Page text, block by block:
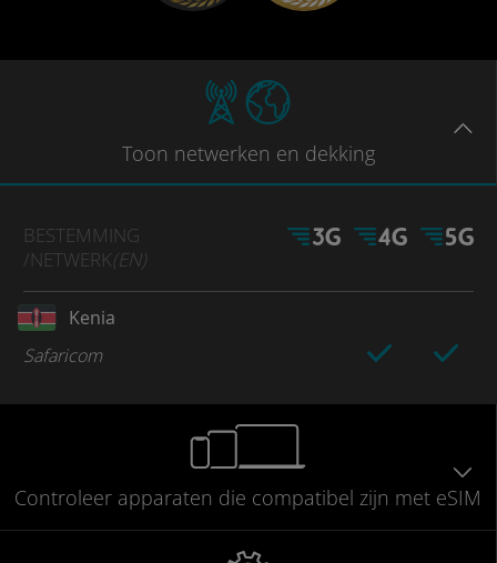
Toon netwerken en dekking
BESTEMMING
/NETWERK(EN)
Kenia
Safaricom
Controleer apparaten die compatibel zijn met eSIM